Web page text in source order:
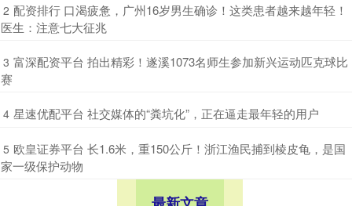
2 ​配资排行 口渴疲惫，广州16岁男生确诊！这类患者越来越年轻！
医生：注意七大征兆
3 ​富深配资平台 拍出精彩！遂溪1073名师生参加新兴运动匹克球比
赛
4 ​星速优配平台 社交媒体的“粪坑化”，正在逼走最年轻的用户
5 ​欧皇证券平台 长1.6米，重150公斤！浙江渔民捕到棱皮龟，是国
家一级保护动物